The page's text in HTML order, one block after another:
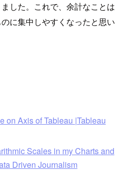
した。これで、余計なことは
に集中しやすくなったと思い
on Axis of Tableau |Tableau
Scales in my Charts and
Driven Journalism